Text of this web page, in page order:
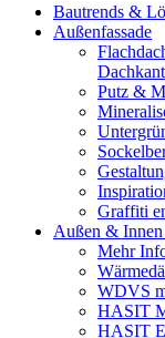
Bautrends &
Außenfassade
Putz &
Graffiti
Außen &
Mehr
WDVS
HASIT
HASIT